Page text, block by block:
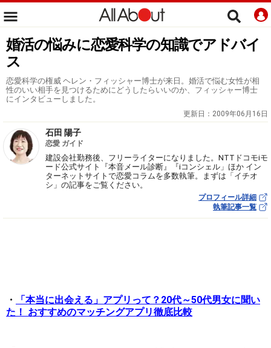
婚活の悩みに恋愛科学の知識でアドバイ
ス
恋愛科学の権威 ヘレン・フィッシャー博士が来日。婚活で悩む女性が相
性のいい相手を見つけるためにどうしたらいいのか、フィッシャー博士
にインタビューしました。
更新日： 2009年06月16日
石田 陽子
恋愛 ガイド
建設会社勤務後、フリーライターになりました。NTTドコモiモ
ード公式サイト『本音メール診断』『iコンシェル」ほか イン
ターネットサイトで恋愛コラムを多数執筆。まずは「イチオ
シ」の記事をご覧ください。
プロフィール詳細
執筆記事一覧
・
「本当に出会える」アプリって？20代～50代男女に聞い
た！ おすすめのマッチングアプリ徹底比較